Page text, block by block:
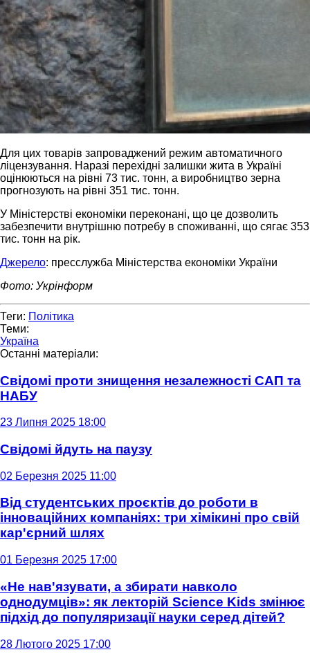
Для цих товарів запроваджений режим автоматичного
ліцензування. Наразі перехідні залишки жита в Україні
оцінюються на рівні 73 тис. тонн, а виробництво зерна
прогнозують на рівні 351 тис. тонн.
У Міністерстві економіки переконані, що це дозволить
забезпечити внутрішню потребу в споживанні, що сягає 353
тис. тонн на рік.
Джерело: пресслужба Міністерства економіки України
Фото: Укрінформ
Теги: Політика
Теми:
Україна
Останні матеріали:
Свідомі проти знищення незалежності САП та
НАБУ
23 Липня 2025 18:00
Свідомі йдуть на паузу
02 Березня 2025 11:00
Від студентських проєктів до роботи в
інноваційних компаніях: три хімікині про свій
кар'єрний шлях
01 Березня 2025 17:00
«Не нав'язувати, а збирати навколо
однодумців»: як лекторій Science Kids змінює
підхід до популяризації науки серед дітей?
28 Лютого 2025 17:00